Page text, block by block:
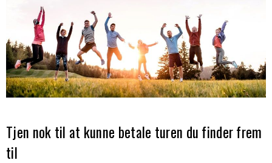
Tjen nok til at kunne betale turen du finder frem
til